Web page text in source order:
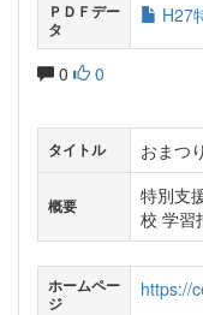
ＰＤＦデー
タ
H27
0 0
タイトル おまつ
概要
特別支
校 学習
ホームペー
ジ
https://